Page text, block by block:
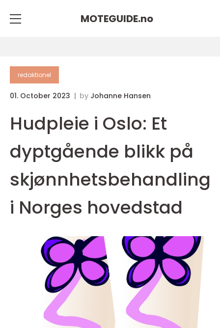
MOTEGUIDE.no
redaktionel
01. October 2023 by Johanne Hansen
Hudpleie i Oslo: Et
dyptgående blikk på
skjønnhetsbehandling
i Norges hovedstad